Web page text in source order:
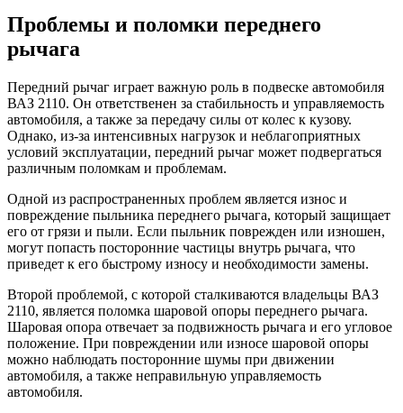
Проблемы и поломки переднего
рычага
Передний рычаг играет важную роль в подвеске автомобиля
ВАЗ 2110. Он ответственен за стабильность и управляемость
автомобиля, а также за передачу силы от колес к кузову.
Однако, из-за интенсивных нагрузок и неблагоприятных
условий эксплуатации, передний рычаг может подвергаться
различным поломкам и проблемам.
Одной из распространенных проблем является износ и
повреждение пыльника переднего рычага, который защищает
его от грязи и пыли. Если пыльник поврежден или изношен,
могут попасть посторонние частицы внутрь рычага, что
приведет к его быстрому износу и необходимости замены.
Второй проблемой, с которой сталкиваются владельцы ВАЗ
2110, является поломка шаровой опоры переднего рычага.
Шаровая опора отвечает за подвижность рычага и его угловое
положение. При повреждении или износе шаровой опоры
можно наблюдать посторонние шумы при движении
автомобиля, а также неправильную управляемость
автомобиля.